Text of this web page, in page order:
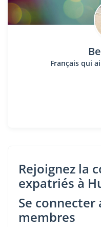
Français qui
Rejoignez la
expatriés à
Se connecter
membres